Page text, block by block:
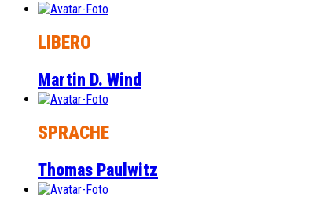
LIBERO
Martin D. Wind
SPRACHE
Thomas Paulwitz